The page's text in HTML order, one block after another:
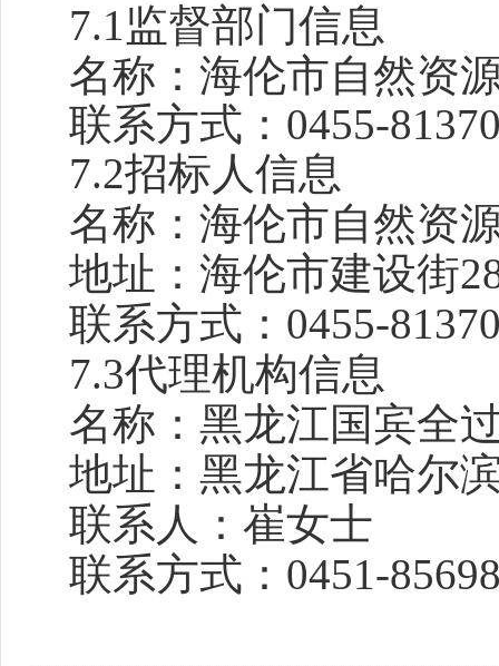
7.1监督部门信息
名称： 海伦市自然资
联系方式 ： 0455-
7.2招标人信息
名称： 海伦市自然资
地址： 海伦市建设街
联系方式： 0455-
7.3代理机构信息
名称： 黑龙江国宾全
地址： 黑龙江省哈尔
联系人： 崔女士
联系方式： 0451-